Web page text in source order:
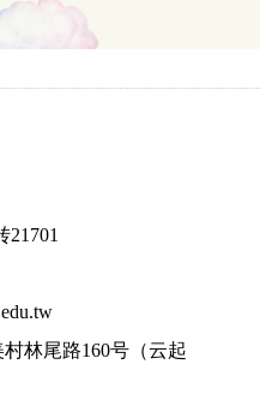
21701
林尾路160号（云起